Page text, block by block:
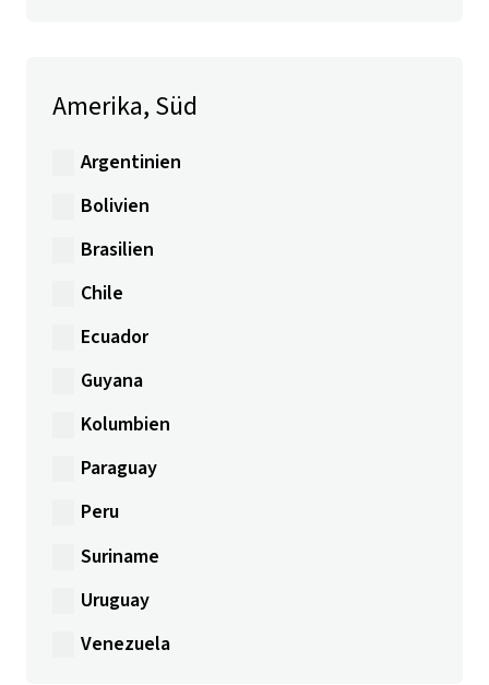
Amerika, Süd
Argentinien
Bolivien
Brasilien
Chile
Ecuador
Guyana
Kolumbien
Paraguay
Peru
Suriname
Uruguay
Venezuela